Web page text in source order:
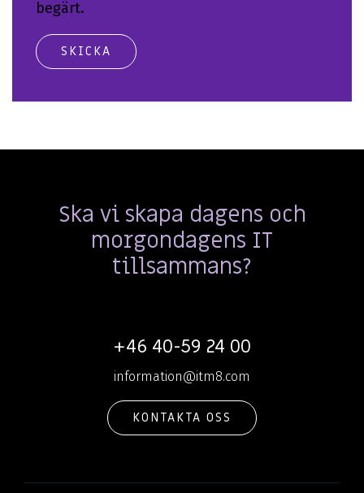
begärt.
Ska vi skapa dagens och
morgondagens IT
tillsammans?
+46 40-59 24 00
information@itm8.com
KONTAKTA OSS